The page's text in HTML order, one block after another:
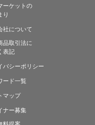
ーケットの
り
社について
品取引法に
表記
バシーポリシー
ード一覧
マップ
ナー募集
料提案